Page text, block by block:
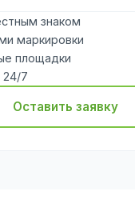
знаком
маркировки
площадки
7
Оставить заявку